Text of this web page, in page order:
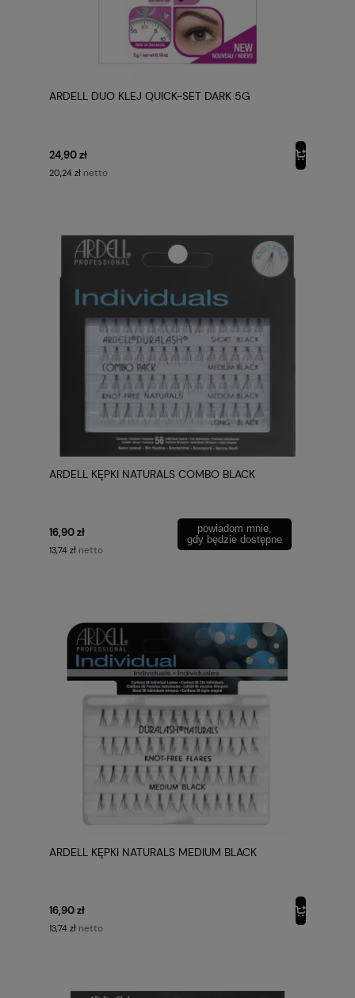
ARDELL DUO KLEJ QUICK-SET DARK 5G
24,90 zł
20,24 zł netto
ARDELL KĘPKI NATURALS COMBO BLACK
16,90 zł
13,74 zł netto
powiadom mnie,
gdy będzie dostępne
ARDELL KĘPKI NATURALS MEDIUM BLACK
16,90 zł
13,74 zł netto